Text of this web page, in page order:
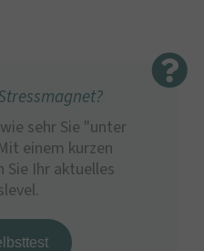
sehr Sie "unter
einem kurzen
Ihr aktuelles